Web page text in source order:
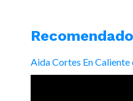
Recomendado
Aida Cortes En Caliente